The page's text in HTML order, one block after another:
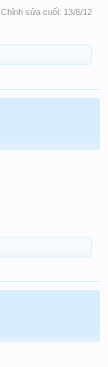
Chỉnh sửa cuối: 13/8/12